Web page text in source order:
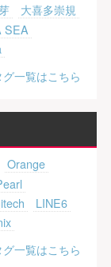
大喜多崇規
SEA
一覧はこちら
Orange
LINE6
一覧はこちら